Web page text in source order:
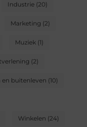
Industrie(20)
Marketing (2)
Muziek(1)
(2)
en buitenleven (10)
Winkelen (24)